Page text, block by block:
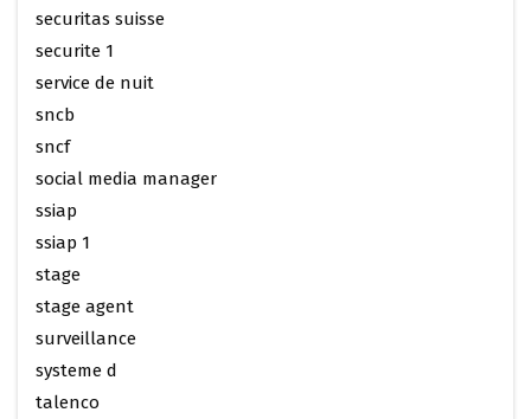
securitas suisse
securite 1
service de nuit
sncb
sncf
social media manager
ssiap
ssiap 1
stage
stage agent
surveillance
systeme d
talenco